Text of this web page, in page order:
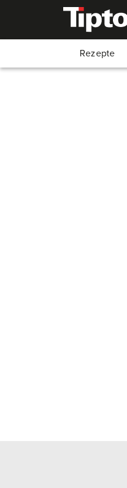
Rezepte